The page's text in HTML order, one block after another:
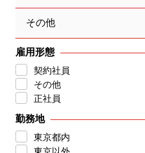
その他
雇用形態
契約社員
その他
正社員
勤務地
東京都内